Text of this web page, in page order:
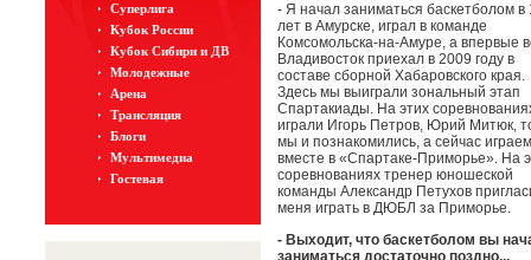
Суперлига
Кубок России
Кубок Сибири и ДВ
Молодежные
Арена
Трансляция
Блоги
Мультимедиа
Гостевая
- Я начал заниматься баскетболом в
лет в Амурске, играл в команде
Комсомольска-на-Амуре, а впервые
Владивосток приехал в 2009 году в
составе сборной Хабаровского края.
Здесь мы выиграли зональный этап
Спартакиады. На этих
играли Игорь Петров, Юрий Митюк,
мы и познакомились, а сейчас играем
вместе в «Спартаке-Приморье». На
соревнованиях тренер юношеской
команды Александр Петухов
меня играть в ДЮБЛ за Приморье.
- Выходит, что баскетболом вы
заниматься достаточно поздно...